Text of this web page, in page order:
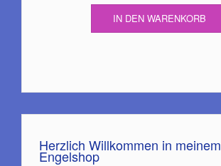
IN DEN WARENKORB
Herzlich Willkommen in meinem
Engelshop